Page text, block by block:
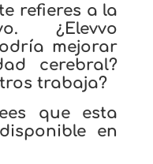
refieres a la
¿Elevvo
mejorar
cerebral?
trabaja?
que esta
en